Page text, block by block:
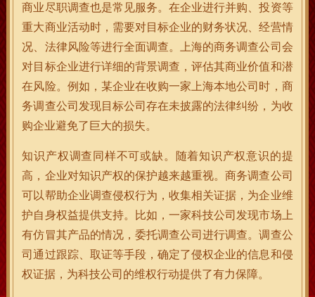
商业尽职调查也是常见服务。在企业进行并购、投资等
重大商业活动时，需要对目标企业的财务状况、经营情
况、法律风险等进行全面调查。上海的商务调查公司会
对目标企业进行详细的背景调查，评估其商业价值和潜
在风险。例如，某企业在收购一家上海本地公司时，商
务调查公司发现目标公司存在未披露的法律纠纷，为收
购企业避免了巨大的损失。
知识产权调查同样不可或缺。随着知识产权意识的提
高，企业对知识产权的保护越来越重视。商务调查公司
可以帮助企业调查侵权行为，收集相关证据，为企业维
护自身权益提供支持。比如，一家科技公司发现市场上
有仿冒其产品的情况，委托调查公司进行调查。调查公
司通过跟踪、取证等手段，确定了侵权企业的信息和侵
权证据，为科技公司的维权行动提供了有力保障。